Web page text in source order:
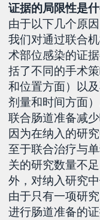
证据的局限性是
由于以下几个原
我们对通过联合
术部位感染的证
括了不同的手术
和位置方面）以
剂量和时间方面
联合肠道准备减
因为在纳入的研
至于联合治疗与
关的研究数量不
外，对纳入研究
由于只有一项研
进行肠道准备的